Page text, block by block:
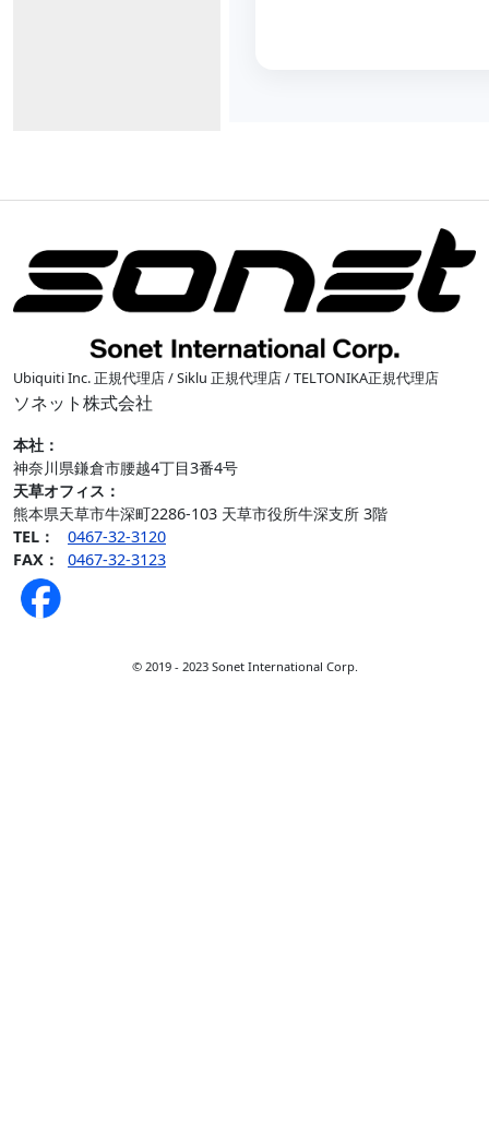
Ubiquiti Inc. 正規代理店 / Siklu 正規代理店 / TELTONIKA正規代理店
ソネット株式会社
本社：
神奈川県鎌倉市腰越4丁目3番4号
天草オフィス ：
熊本県天草市牛深町2286-103 天草市役所牛深支所 3階
TEL：
0467-32-3120
FAX：
0467-32-3123
© 2019 - 2023 Sonet International Corp.